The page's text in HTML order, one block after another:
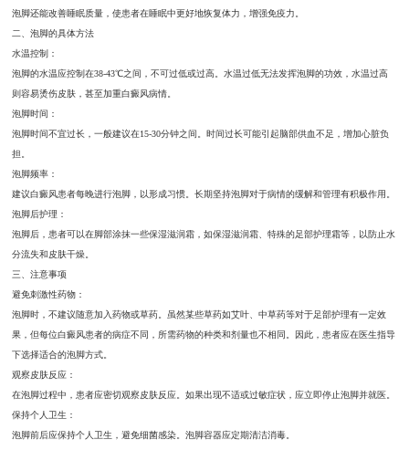
泡脚还能改善睡眠质量，使患者在睡眠中更好地恢复体力，增强免疫力。
二、泡脚的具体方法
水温控制：
泡脚的水温应控制在38-43℃之间，不可过低或过高。水温过低无法发挥泡脚的功效，水温过高
则容易烫伤皮肤，甚至加重白癜风病情。
泡脚时间：
泡脚时间不宜过长，一般建议在15-30分钟之间。时间过长可能引起脑部供血不足，增加心脏负
担。
泡脚频率：
建议白癜风患者每晚进行泡脚，以形成习惯。长期坚持泡脚对于病情的缓解和管理有积极作用。
泡脚后护理：
泡脚后，患者可以在脚部涂抹一些保湿滋润霜，如保湿滋润霜、特殊的足部护理霜等，以防止水
分流失和皮肤干燥。
三、注意事项
避免刺激性药物：
泡脚时，不建议随意加入药物或草药。虽然某些草药如艾叶、中草药等对于足部护理有一定效
果，但每位白癜风患者的病症不同，所需药物的种类和剂量也不相同。因此，患者应在医生指导
下选择适合的泡脚方式。
观察皮肤反应：
在泡脚过程中，患者应密切观察皮肤反应。如果出现不适或过敏症状，应立即停止泡脚并就医。
保持个人卫生：
泡脚前后应保持个人卫生，避免细菌感染。泡脚容器应定期清洁消毒。